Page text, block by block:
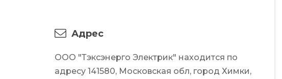
Адрес
ООО "Тэксэнерго Электрик" находится по
адресу 141580, Московская обл, город Химки,